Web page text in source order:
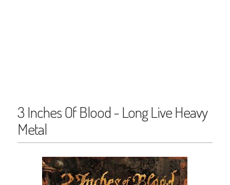
3 Inches Of Blood - Long Live Heavy
Metal